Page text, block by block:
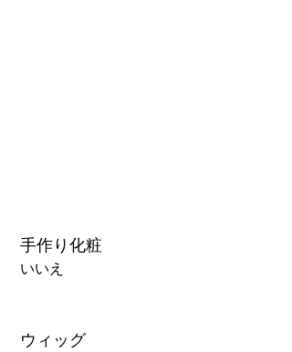
手作り化粧
いいえ
ウィッグ